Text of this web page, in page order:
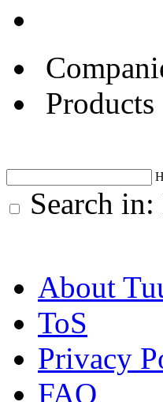
Products
Search
About
ToS
Privacy
FAQ